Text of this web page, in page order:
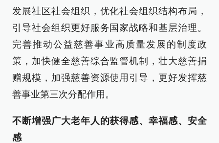
发展社区社会组织，优化社会组织结构布局，
引导社会组织更好服务国家战略和基层治理。
完善推动公益慈善事业高质量发展的制度政
策，加快健全慈善综合监管机制，壮大慈善捐
赠规模，加强慈善资源使用引导，更好发挥慈
善事业第三次分配作用。
不断增强广大老年人的获得感、幸福感、安全
感